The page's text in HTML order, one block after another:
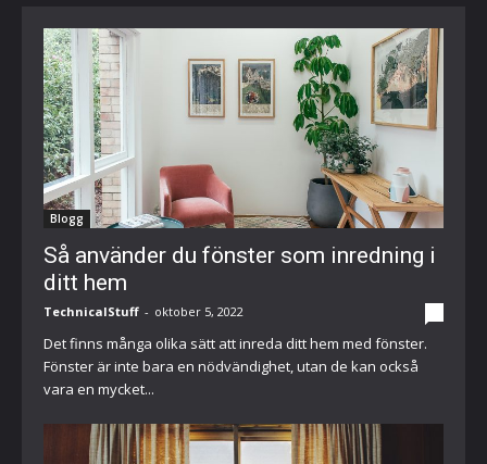
Blogg
Så använder du fönster som inredning i
ditt hem
TechnicalStuff - oktober 5, 2022
Det finns många olika sätt att inreda ditt hem med fönster.
Fönster är inte bara en nödvändighet, utan de kan också
vara en mycket...